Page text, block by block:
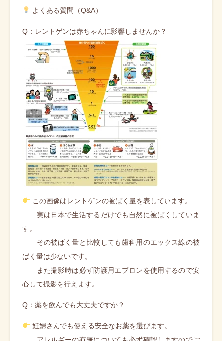
よくある質問（Q&A）
Q：レントゲンは赤ちゃんに影響しませんか？
この画像はレントゲンの被ばく量を表しています。
実は日本で生活するだけでも自然に被ばくしていま
す。
その被ばく量と比較しても歯科用のエックス線の被
ばく量は少ないです。
また撮影時は必ず防護用エプロンを使用するので安
心して撮影を行えます。
Q：薬を飲んでも大丈夫ですか？
妊婦さんでも使える安全なお薬を選びます。